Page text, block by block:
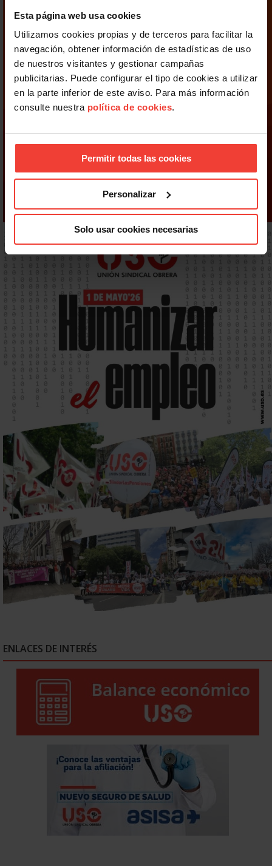
Esta página web usa cookies
Utilizamos cookies propias y de terceros para facilitar la
navegación, obtener información de estadísticas de uso
de nuestros visitantes y gestionar campañas
publicitarias. Puede configurar el tipo de cookies a utilizar
en la parte inferior de este aviso. Para más información
consulte nuestra política de cookies.
Permitir todas las cookies
Personalizar
Solo usar cookies necesarias
ENLACES DE INTERÉS